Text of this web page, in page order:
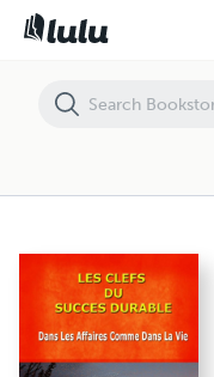
Les Clefs Du Succès